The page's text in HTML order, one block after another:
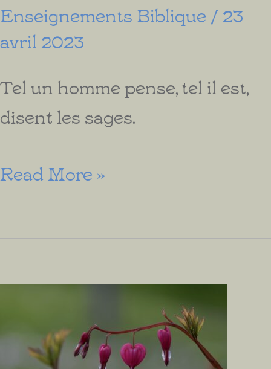
Enseignements Biblique /23
avril 2023
Tel un homme pense, tel il est,
disent les sages.
L’Importance
Read More »